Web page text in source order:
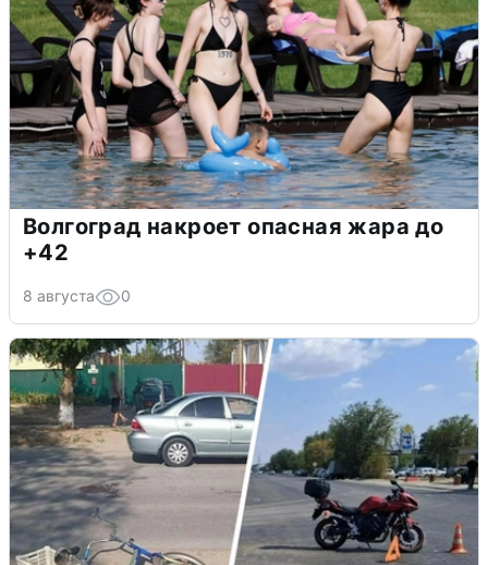
Волгоград накроет опасная жара до
+42
8 августа 0